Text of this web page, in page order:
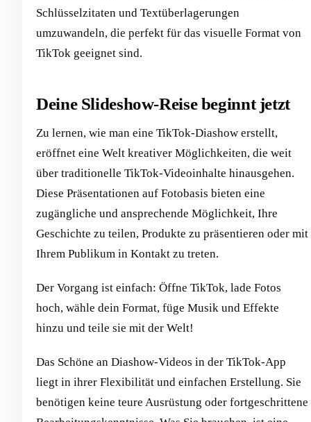
Schlüsselzitaten und Textüberlagerungen
umzuwandeln, die perfekt für das visuelle Format von
TikTok geeignet sind.
Deine Slideshow-Reise beginnt jetzt
Zu lernen, wie man eine TikTok-Diashow erstellt,
eröffnet eine Welt kreativer Möglichkeiten, die weit
über traditionelle TikTok-Videoinhalte hinausgehen.
Diese Präsentationen auf Fotobasis bieten eine
zugängliche und ansprechende Möglichkeit, Ihre
Geschichte zu teilen, Produkte zu präsentieren oder mit
Ihrem Publikum in Kontakt zu treten.
Der Vorgang ist einfach: Öffne TikTok, lade Fotos
hoch, wähle dein Format, füge Musik und Effekte
hinzu und teile sie mit der Welt!
Das Schöne an Diashow-Videos in der TikTok-App
liegt in ihrer Flexibilität und einfachen Erstellung. Sie
benötigen keine teure Ausrüstung oder fortgeschrittene